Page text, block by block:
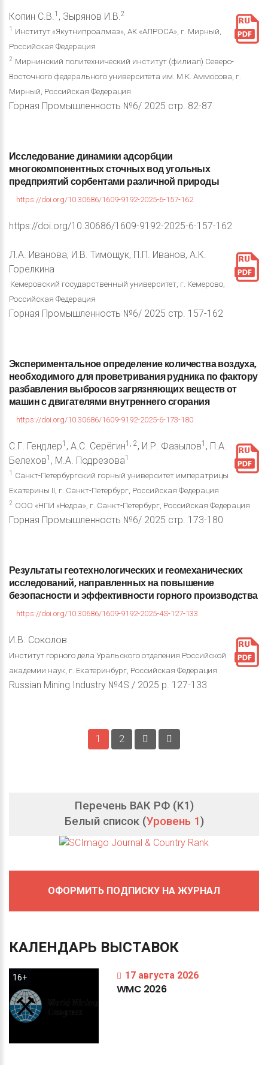
Копин С.В. 1 , Зырянов И.В. 2
1 Институт «Якутнипроалмаз», АК «АЛРОСА», г. Мирный,
Российская Федерация
2 Мирнинский политехнический институт (филиал) Северо-
Восточного федерального университета им. М.К. Аммосова, г.
Мирный, Российская Федерация
Горная Промышленность №6/ 2025 стр. 82-87
Исследованиединамикиадсорбции
многокомпонентныхсточныхводугольных
предприятийсорбентами различной природы
https://doi.org/10.30686/1609-9192-2025-6-157-162
https://doi.org/10.30686/1609-9192-2025-6-157-162
Л.А. Иванова, И.В. Тимощук, П.П. Иванов, А.К.
Горелкина
Кемеровский государственный университет, г. Кемерово,
Российская Федерация
Горная Промышленность №6/ 2025 стр. 157-162
Экспериментальноеопределениеколичествавоздуха,
необходимогодляпроветриваниярудника пофактору
разбавлениявыбросовзагрязняющих веществот
машинсдвигателями внутреннегосгорания
https://doi.org/10.30686/1609-9192-2025-6-173-180
С.Г. Гендлер1 , А.С. Серёгин1, 2 , И.Р. Фазылов1 , П.А.
Белехов1 , М.А. Подрезова1
1 Санкт-Петербургский горный университет императрицы
Екатерины II, г. Санкт-Петербург, Российская Федерация
2 ООО «НПИ «Недра», г. Санкт-Петербург, Российская Федерация
Горная Промышленность №6/ 2025 стр. 173-180
Результатыгеотехнологическихи геомеханических
исследований, направленныхнаповышение
безопасности иэффективности горногопроизводства
https://doi.org/10.30686/1609-9192-2025-4S-127-133
И.В. Соколов
Институт горного дела Уральского отделения Российской
академии наук, г. Екатеринбург, Российская Федерация
Russian Mining Industry №4S / 2025 p. 127-133
1 2
Перечень ВАК РФ (K1)
Белый список (Уровень 1)
ОФОРМИТЬ ПОДПИСКУ НА ЖУРНАЛ
КАЛЕНДАРЬ ВЫСТАВОК
16+ 17 августа 2026
WMC 2026